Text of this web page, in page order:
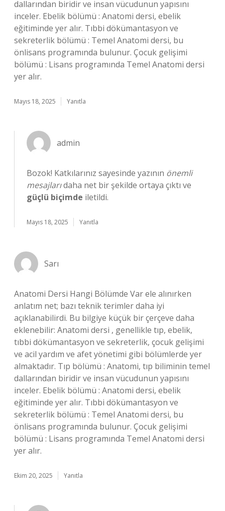
dallarından biridir ve insan vücudunun yapısını
inceler. Ebelik bölümü : Anatomi dersi, ebelik
eğitiminde yer alır. Tıbbi dökümantasyon ve
sekreterlik bölümü : Temel Anatomi dersi, bu
önlisans programında bulunur. Çocuk gelişimi
bölümü : Lisans programında Temel Anatomi dersi
yer alır.
Mayıs 18, 2025 Yanıtla
admin
Bozok! Katkılarınız sayesinde yazının önemli
mesajlarıdaha net bir şekilde ortaya çıktı ve
güçlü biçimde iletildi.
Mayıs 18, 2025 Yanıtla
Sarı
Anatomi Dersi Hangi Bölümde Var ele alınırken
anlatım net; bazı teknik terimler daha iyi
açıklanabilirdi. Bu bilgiye küçük bir çerçeve daha
eklenebilir: Anatomi dersi , genellikle tıp, ebelik,
tıbbi dökümantasyon ve sekreterlik, çocuk gelişimi
ve acil yardım ve afet yönetimi gibi bölümlerde yer
almaktadır. Tıp bölümü : Anatomi, tıp biliminin temel
dallarından biridir ve insan vücudunun yapısını
inceler. Ebelik bölümü : Anatomi dersi, ebelik
eğitiminde yer alır. Tıbbi dökümantasyon ve
sekreterlik bölümü : Temel Anatomi dersi, bu
önlisans programında bulunur. Çocuk gelişimi
bölümü : Lisans programında Temel Anatomi dersi
yer alır.
Ekim 20, 2025 Yanıtla